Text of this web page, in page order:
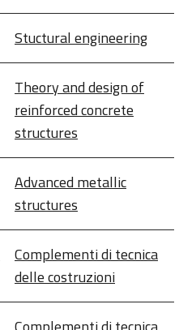
Stuctural engineering​
Theory and design of
reinforced concrete
structures
Advanced metallic
structures
Complementi di tecnica
delle costruzioni